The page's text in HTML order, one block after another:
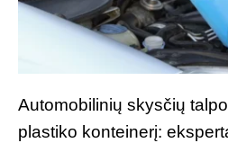
Automobilinių skysčių
plastiko konteinerį: